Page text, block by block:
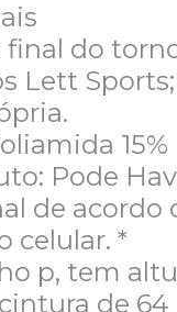
do
Lett Sports;
Pode
de acordo
celular. *
p, tem
de